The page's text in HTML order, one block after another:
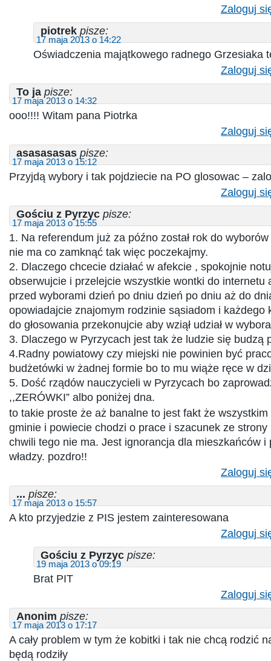
Zaloguj
piotrek pisze:
17 maja 2013 o 14:22
Oświadczenia majątkowego radnego Grzesiaka
Zaloguj
To ja pisze:
17 maja 2013 o 14:32
ooo!!!! Witam pana Piotrka
Zaloguj
asasasasas pisze:
17 maja 2013 o 15:12
Przyjdą wybory i tak pojdziecie na PO glosowac –
Zaloguj
Gościu z Pyrzyc pisze:
17 maja 2013 o 15:55
1. Na referendum już za późno został rok do
nie ma co zamknąć tak więc poczekajmy.
2. Dlaczego chcecie działać w afekcie , spokojnie
obserwujcie i przelejcie wszystkie wontki do internetu
przed wyborami dzień po dniu dzień po dniu aż do
opowiadajcie znajomym rodzinie sąsiadom i każdego
do głosowania przekonujcie aby wziął udział w
3. Dlaczego w Pyrzycach jest tak że ludzie się budzą
4.Radny powiatowy czy miejski nie powinien być
budżetówki w żadnej formie bo to mu wiąże ręce w
5. Dość rządów nauczycieli w Pyrzycach bo
,,ZERÓWKI” albo poniżej dna.
to takie proste że aż banalne to jest fakt że
gminie i powiecie chodzi o prace i szacunek ze
chwili tego nie ma. Jest ignorancja dla mieszkańców i
władzy. pozdro!!
Zaloguj
... pisze:
17 maja 2013 o 15:57
A kto przyjedzie z PIS jestem zainteresowana
Zaloguj
Gościu z Pyrzyc pisze:
19 maja 2013 o 09:19
Brat PIT
Zaloguj
Anonim pisze:
17 maja 2013 o 17:17
A cały problem w tym że kobitki i tak nie chcą rodzić
będą rodziły